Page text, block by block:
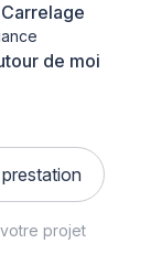
de moi
Carrelage
projet